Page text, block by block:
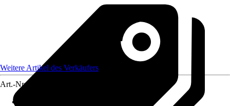
Weitere Artikel des Verkäufers
Art.-Nr.